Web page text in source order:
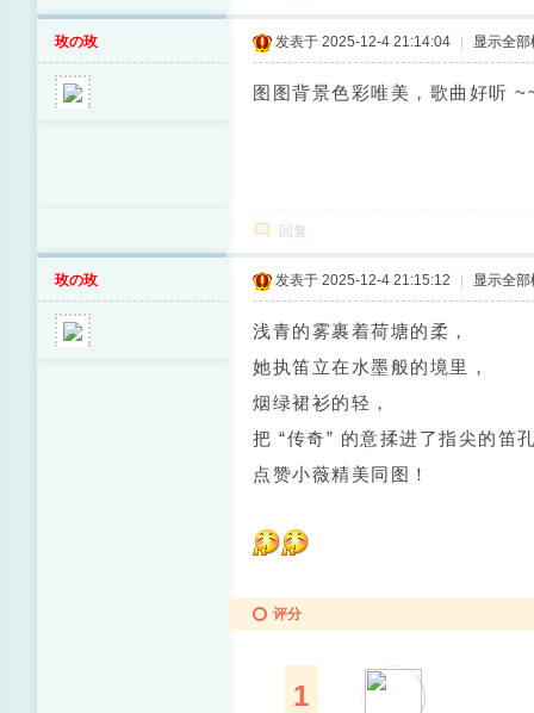
玫の玫 发表于 2025-12-4 21:14:04 显示全部
图图背景色彩唯美，歌曲好听
回复
玫の玫 发表于 2025-12-4 21:15:12 显示全部
浅青的雾裹着荷塘的柔，
她执笛立在水墨般的境里，
烟绿裙衫的轻，
把 “传奇” 的意揉进了指尖的笛
点赞小薇精美同图！
评分
1